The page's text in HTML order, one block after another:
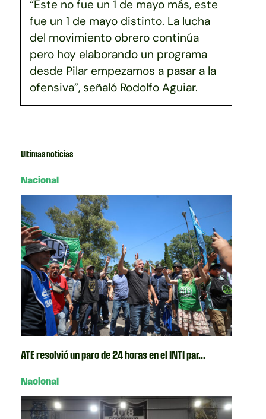
“Este no fue un 1 de mayo más, este
fue un 1 de mayo distinto. La lucha
del movimiento obrero continúa
pero hoy elaborando un programa
desde Pilar empezamos a pasar a la
ofensiva”, señaló Rodolfo Aguiar.
Ultimas noticias
Nacional
ATE resolvió un paro de 24 horas en el INTI par...
Nacional